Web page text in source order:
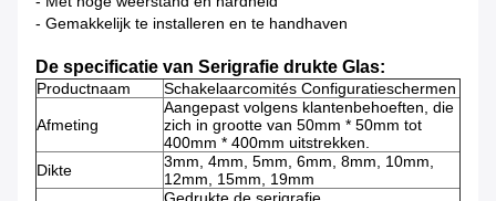
- Gemakkelijk te installeren en te handhaven
De specificatie van Serigrafie drukte Glas:
Productnaam Schakelaarcomités Configuratieschermen
Afmeting
Aangepast volgens klantenbehoeften, die
zich in grootte van 50mm * 50mm tot
400mm * 400mm uitstrekken.
Dikte
3mm, 4mm, 5mm, 6mm, 8mm, 10mm,
12mm, 15mm, 19mm